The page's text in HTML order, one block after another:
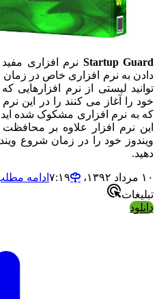
Startup
به نرم افزاری خاص در زمان
لیستی از نرم افزارهایی که
آغاز می کنند را در این نرم
نرم افزاری مشکوک شده اید و یا
افزار علاوه بر محافظت از
خود را در زمان شروع ویندوز
ادامه مطلب